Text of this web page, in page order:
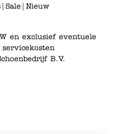
| Sale| Nieuw
en exclusief eventuele
B.V.